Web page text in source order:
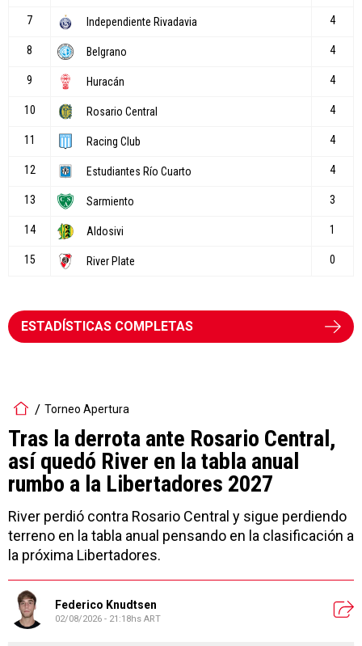
ESTADÍSTICAS COMPLETAS
Torneo Apertura
Tras la derrota ante Rosario Central,
así quedó River en la tabla anual
rumbo a la Libertadores 2027
River perdió contra Rosario Central y sigue perdiendo
terreno en la tabla anual pensando en la clasificación a
la próxima Libertadores.
Federico Knudtsen
02/08/2026 - 21:18hs ART